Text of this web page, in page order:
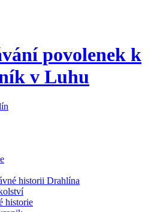
povolenek k
v Luhu
historii Drahlína
historie